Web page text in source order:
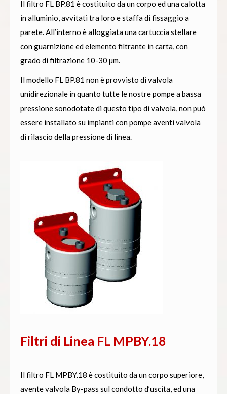
Il filtro FL BP.81 è costituito da un corpo ed una calotta
in alluminio, avvitati tra loro e staffa di fissaggio a
parete. All’interno è alloggiata una cartuccia stellare
con guarnizione ed elemento filtrante in carta, con
grado di filtrazione 10-30 µm.
Il modello FL BP.81 non è provvisto di valvola
unidirezionale in quanto tutte le nostre pompe a bassa
pressione sonodotate di questo tipo di valvola, non può
essere installato su impianti con pompe aventi valvola
di rilascio della pressione di linea.
Filtri di Linea FL MPBY.18
Il filtro FL MPBY.18 è costituito da un corpo superiore,
avente valvola By-pass sul condotto d’uscita, ed una